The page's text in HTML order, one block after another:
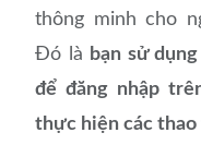
thông minh cho
Đó là bạn sử
để đăng nhập
thực hiện các